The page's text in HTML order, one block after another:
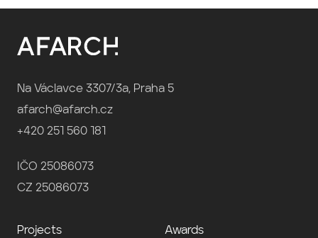
Projects Awards
Na Václavce 3307/3a, Praha 5
afarch@afarch.cz
+420 251 560 181
IČO 25086073
CZ 25086073